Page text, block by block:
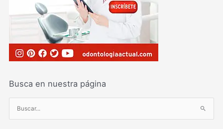
Busca en nuestra página
u